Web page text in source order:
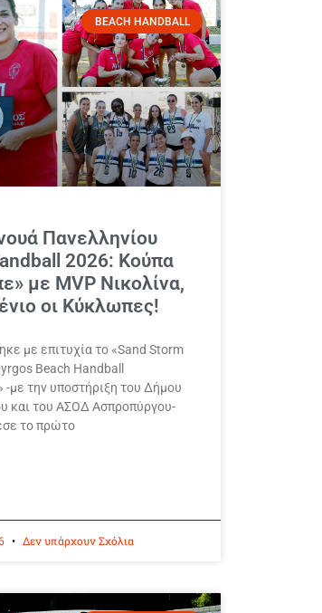
BEACH HANDBALL
Πανελληνίου
2026: Κούπα
με MVP Νικολίνα,
οι Κύκλωπες!
με επιτυχία το «Sand Storm
Beach Handball
-με την υποστήριξη του Δήμου
και του ΑΣΟΔ Ασπροπύργου-
το πρώτο
Δεν υπάρχουν Σχόλια